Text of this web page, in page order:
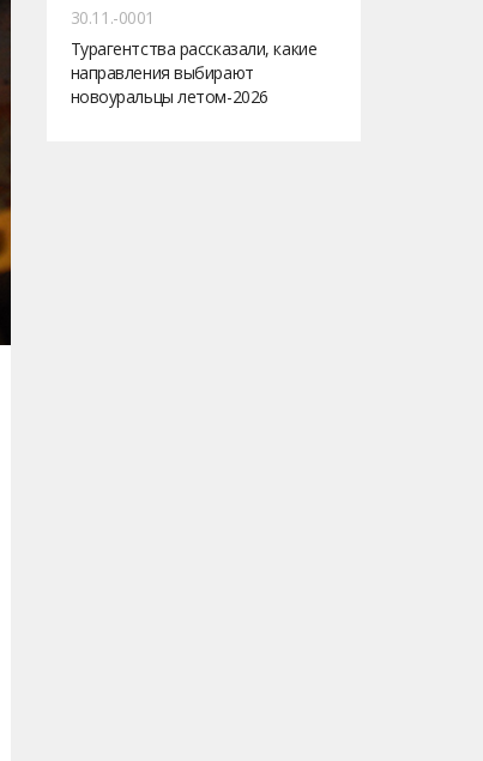
30.11.-0001
Турагентства рассказали, какие
направления выбирают
новоуральцы летом-2026